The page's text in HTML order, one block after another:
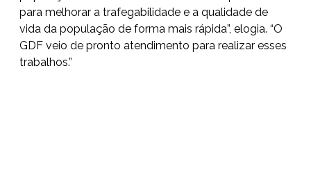
para melhorar a trafegabilidade e a qualidade de
vida da população de forma mais rápida”, elogia. “O
GDF veio de pronto atendimento para realizar esses
trabalhos.”